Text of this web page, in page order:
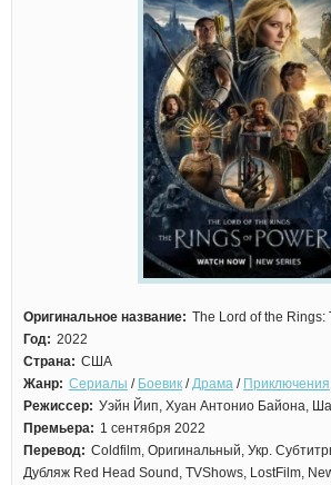
Оригинальное название: The Lord of the Rings:
Год: 2022
Страна: США
Жанр: Сериалы / Боевик /Драма / Приключения
Режиссер: Уэйн Йип, Хуан Антонио Байона,
Премьера: 1 сентября 2022
Перевод: Coldfilm, Оригинальный, Укр.
Дубляж Red Head Sound, TVShows, LostFilm,